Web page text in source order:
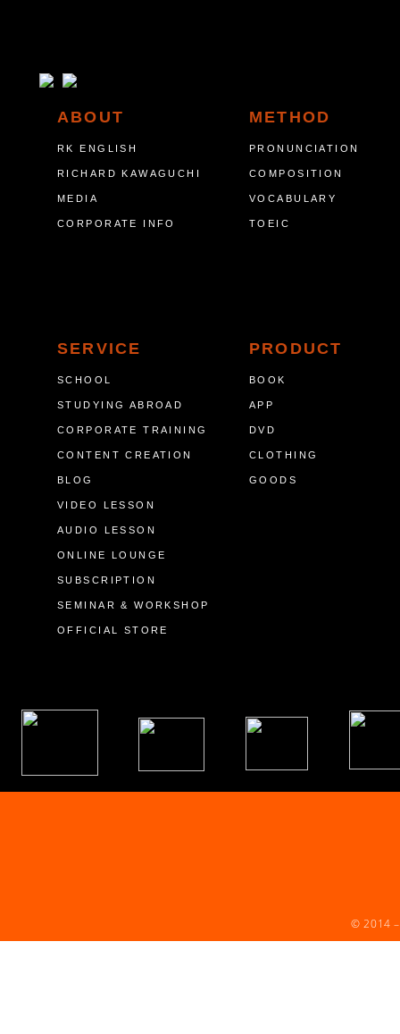
ABOUT
RK ENGLISH
RICHARD KAWAGUCHI
MEDIA
CORPORATE INFO
METHOD
PRONUNCIATION
COMPOSITION
VOCABULARY
TOEIC
SERVICE
SCHOOL
STUDYING ABROAD
CORPORATE TRAINING
CONTENT CREATION
BLOG
VIDEO LESSON
AUDIO LESSON
ONLINE LOUNGE
SUBSCRIPTION
SEMINAR & WORKSHOP
OFFICIAL STORE
PRODUCT
BOOK
APP
DVD
CLOTHING
GOODS
© 2014 –